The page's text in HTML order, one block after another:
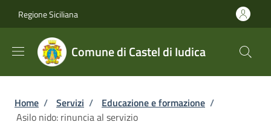
Regione Siciliana
Comune di Castel di Iudica
Briciole di pane
Home / Servizi / Educazione e formazione /
Asilo nido: rinuncia al servizio